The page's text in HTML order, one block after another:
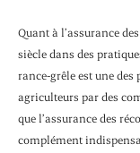
Quant à l’assurance
siècle dans des
rance-grêle est une
agriculteurs par des
que l’assurance des
complément